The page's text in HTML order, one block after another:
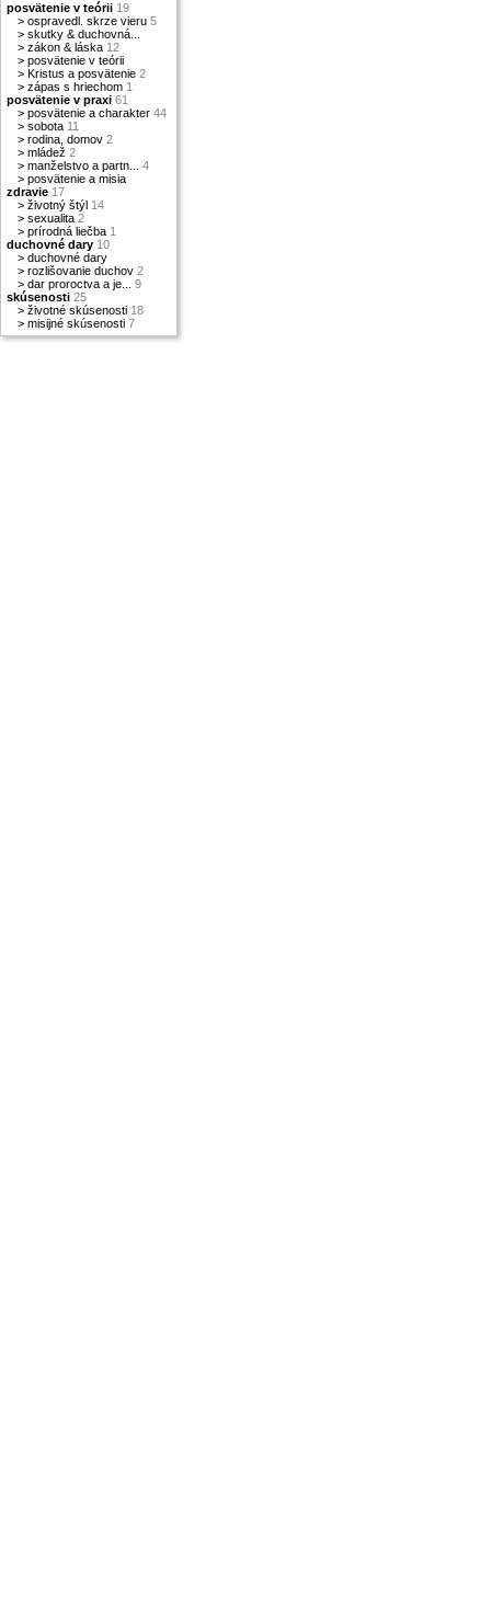
posvätenie v teórii 19
> ospravedl. skrze vieru 5
> skutky & duchovná...
> zákon & láska 12
> posvätenie v teórii
> Kristus a posvätenie 2
> zápas s hriechom 1
posvätenie v praxi 61
> posvätenie a charakter 44
> sobota 11
> rodina, domov 2
> mládež 2
> manželstvo a partn...
4
> posvätenie a misia
zdravie 17
> životný štýl 14
> sexualita 2
> prírodná liečba 1
duchovné dary 10
> duchovné dary
> rozlišovanie duchov 2
> dar proroctva a je...
9
skúsenosti 25
> životné skúsenosti 18
> misijné skúsenosti 7